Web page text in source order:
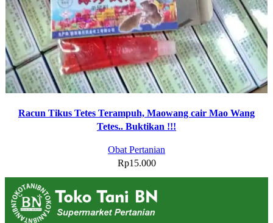
Racun Tikus Tetes Terampuh, Maowang cair Mao Wang
Tetes.. Buktikan !!!
Obat Pertanian
Rp15.000